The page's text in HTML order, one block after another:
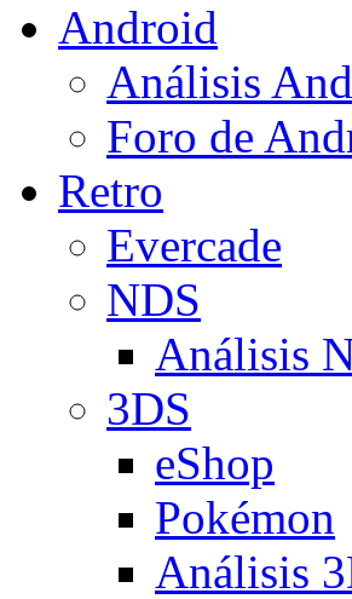
Android
Análisis
Foro de
Retro
Evercade
NDS
Análisis
3DS
eShop
Pokémon
Análisis